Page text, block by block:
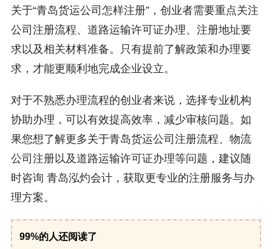
关于“青岛货运公司怎样注册”，创业者需要重点关注
公司注册流程、道路运输许可证办理、注册地址要
求以及相关材料准备。只有提前了解政策和办理要
求，才能更顺利地完成企业设立。
对于不熟悉办理流程的创业者来说，选择专业机构
协助办理，可以有效提高效率，减少审核问题。如
果您想了解更多关于青岛货运公司注册流程、物流
公司注册以及道路运输许可证办理等问题，建议随
时咨询 青岛泓灼会计，获取更专业的注册服务与办
理方案。
99%的人还阅读了